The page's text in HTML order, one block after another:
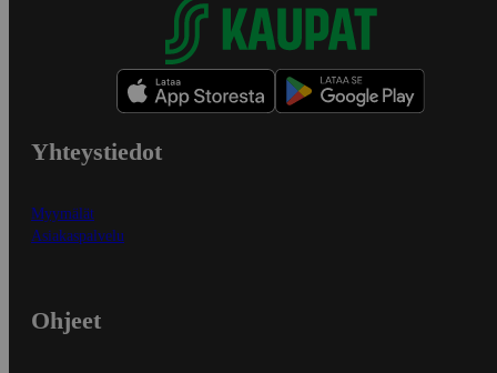
Yhteystiedot
Myymälät
Asiakaspalvelu
Ohjeet